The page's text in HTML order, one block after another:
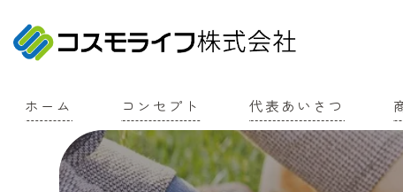
ホーム コンセプト 代表あいさつ